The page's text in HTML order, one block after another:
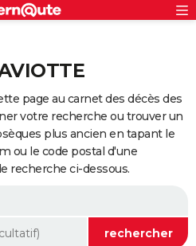
page au carnet des décès des
votre recherche ou trouver un
plus ancien en tapant le
ou le code postal d'une
recherche ci-dessous.